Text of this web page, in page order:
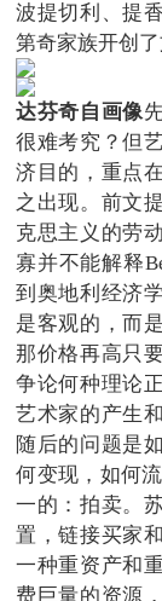
波提切利、提
第奇家族开创了
达芬奇自画像
很难考究？但
济目的，重点
之出现。前文
克思主义的劳
寡并不能解释
到奥地利经济
是客观的，而
那价格再高只
争论何种理论
艺术家的产生
随后的问题是
何变现，如何
一的：拍卖。
置，链接买家
一种重资产和
费巨量的资源